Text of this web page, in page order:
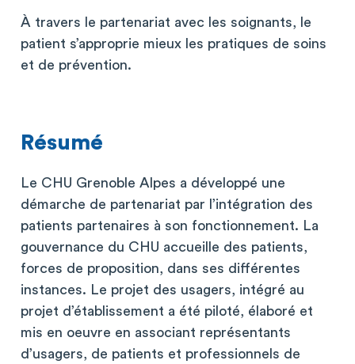
À travers le partenariat avec les soignants, le
patient s’approprie mieux les pratiques de soins
et de prévention.
Résumé
Le CHU Grenoble Alpes a développé une
démarche de partenariat par l’intégration des
patients partenaires à son fonctionnement. La
gouvernance du CHU accueille des patients,
forces de proposition, dans ses différentes
instances. Le projet des usagers, intégré au
projet d’établissement a été piloté, élaboré et
mis en oeuvre en associant représentants
d’usagers, de patients et professionnels de